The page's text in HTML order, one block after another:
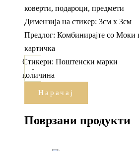
коверти, подароци, предмети
Димензија на стикер: 3см х 3см
Предлог: Комбинирајте со Моки
картичка
-
Стикери: Поштенски марки
количина
Нарачај
Поврзани продукти